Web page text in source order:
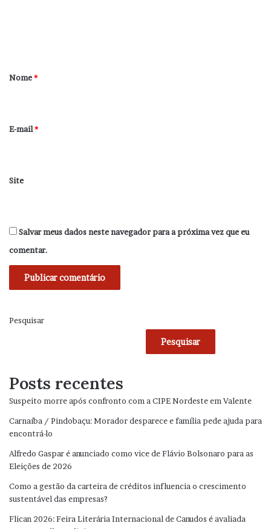
r
*
Nome*
E-mail*
Site
Salvar meus dados neste navegador para a próxima vez que eu
comentar.
Pesquisar
Pesquisar
Posts recentes
Suspeito morre após confronto com a CIPE Nordeste em Valente
Carnaíba / Pindobaçu: Morador desparece e família pede ajuda para
encontrá-lo
Alfredo Gaspar é anunciado como vice de Flávio Bolsonaro para as
Eleições de 2026
Como a gestão da carteira de créditos influencia o crescimento
sustentável das empresas?
Flican 2026: Feira Literária Internacional de Canudos é avaliada